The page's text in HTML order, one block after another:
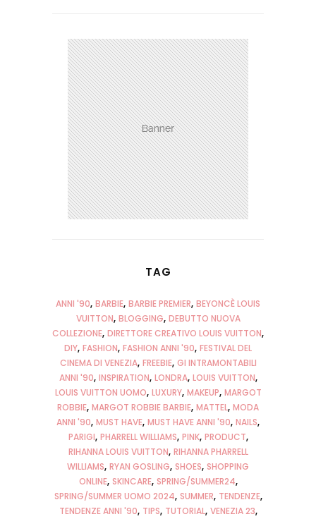
TAG
ANNI '90 BARBIE BARBIE PREMIER BEYONCÈ LOUIS
VUITTON BLOGGING DEBUTTO NUOVA
COLLEZIONE DIRETTORE CREATIVO LOUIS VUITTON
DIY FASHION FASHION ANNI '90 FESTIVAL DEL
CINEMA DI VENEZIA FREEBIE GI INTRAMONTABILI
ANNI '90 INSPIRATION LONDRA LOUIS VUITTON
LOUIS VUITTON UOMO LUXURY MAKEUP MARGOT
ROBBIE MARGOT ROBBIE BARBIE MATTEL MODA
ANNI '90 MUST HAVE MUST HAVE ANNI '90 NAILS
PARIGI PHARRELL WILLIAMS PINK PRODUCT
RIHANNA LOUIS VUITTON RIHANNA PHARRELL
WILLIAMS RYAN GOSLING SHOES SHOPPING
ONLINE SKINCARE SPRING/SUMMER24
SPRING/SUMMER UOMO 2024 SUMMER TENDENZE
TENDENZE ANNI '90 TIPS TUTORIAL VENEZIA 23